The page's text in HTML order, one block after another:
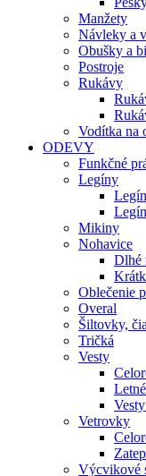
Manžety
Návleky a
Obušky a
Postroje
Rukávy
Vodítka na
ODEVY
Funkčné
Legíny
Mikiny
Nohavice
Dlhé
Oblečenie
Overal
Šiltovky,
Tričká
Vesty
Vetrovky
Výcvikové